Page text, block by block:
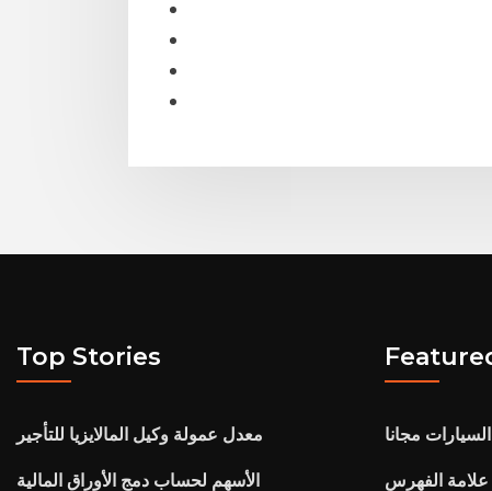
Top Stories
معدل عمولة وكيل المالايزيا للتأجير
الأسهم لحساب دمج الأوراق المالية
مجانا
الفهرس